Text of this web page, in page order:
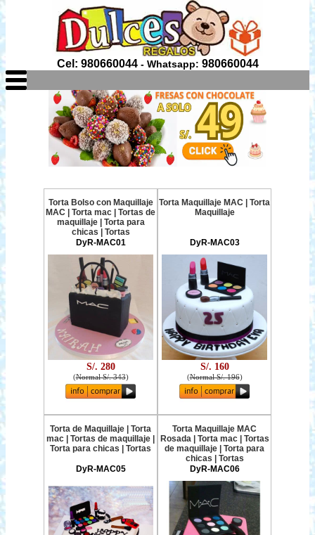
Cel: 980660044- Whatsapp: 980660044
Torta Bolso con Maquillaje
MAC | Torta mac | Tortas de
maquillaje | Torta para
chicas | Tortas
DyR-MAC01
S/. 280
(Normal S/. 343)
Torta Maquillaje MAC | Torta
Maquillaje
DyR-MAC03
S/. 160
(Normal S/. 196)
Torta de Maquillaje | Torta
mac | Tortas de maquillaje |
Torta para chicas | Tortas
DyR-MAC05
Torta Maquillaje MAC
Rosada | Torta mac | Tortas
de maquillaje | Torta para
chicas | Tortas
DyR-MAC06